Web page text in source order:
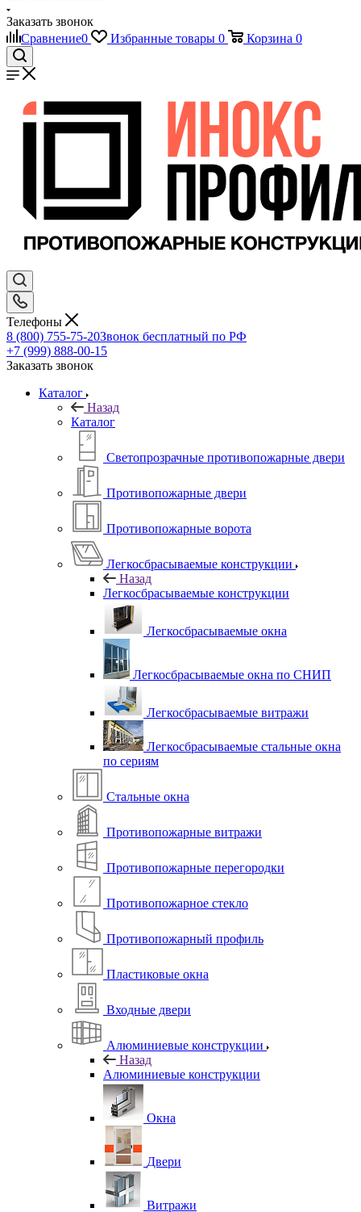
Заказать звонок
Сравнение0 Избранные товары 0 Корзина 0
Телефоны
8 (800) 755-75-20Звонок бесплатный по РФ
+7 (999) 888-00-15
Заказать звонок
Каталог
Назад
Каталог
Светопрозрачные противопожарные двери
Противопожарные двери
Противопожарные ворота
Легкосбрасываемые конструкции
Назад
Легкосбрасываемые конструкции
Легкосбрасываемые окна
Легкосбрасываемые окна по СНИП
Легкосбрасываемые витражи
Легкосбрасываемые стальные окна
по сериям
Стальные окна
Противопожарные витражи
Противопожарные перегородки
Противопожарное стекло
Противопожарный профиль
Пластиковые окна
Входные двери
Алюминиевые конструкции
Назад
Алюминиевые конструкции
Окна
Двери
Витражи